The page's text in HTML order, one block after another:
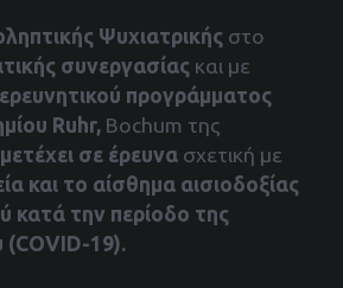
Ψυχιατρικής στο
συνεργασίας και με
προγράμματος
Ruhr, Bochum της
σε έρευνα σχετική με
και το αίσθημα αισιοδοξίας
κατά την περίοδο της
(COVID-19).